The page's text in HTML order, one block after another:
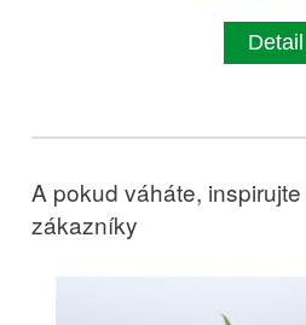
Detail
A pokud váháte,
zákazníky